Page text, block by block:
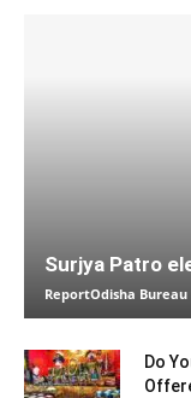
Surjya Patro
ReportOdisha Bureau
Do